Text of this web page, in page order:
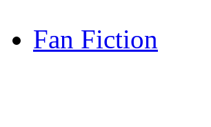
Fan Fiction